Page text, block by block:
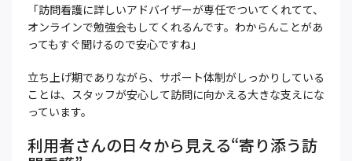
「訪問看護に詳しいアドバイザーが専任でついてくれてて、
オンラインで勉強会もしてくれるんです。わからんことがあ
ってもすぐ聞けるので安心ですね」
立ち上げ期でありながら、サポート体制がしっかりしている
ことは、スタッフが安心して訪問に向かえる大きな支えにな
っています。
利用者さんの日々から見える“寄り添う訪